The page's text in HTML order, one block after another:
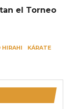
el Torneo
HIRAHI
KÁRATE